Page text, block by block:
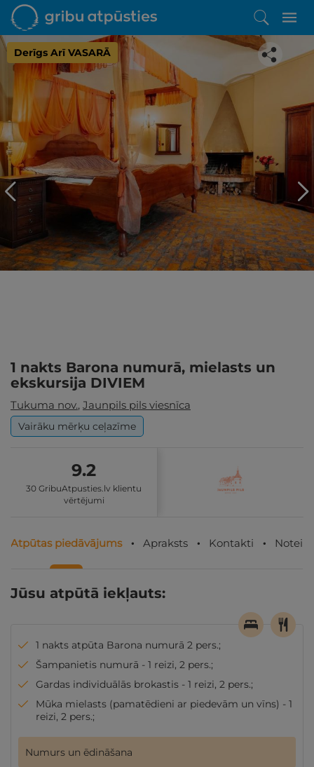
Derīgs Arī VASARĀ
Iepatikās šis piedāvājums?
Līdz brīnišķīgai atpūtai atlikuši tikai daži soļi
PĒRKU
1 nakts Barona numurā, mielasts un
ekskursija DIVIEM
Tukuma nov., Jaunpils pils viesnīca
Vairāku mērķu ceļazīme
9.2
30 GribuAtpusties.lv klientu
vērtējumi
Atpūtas piedāvājums Apraksts Kontakti
Jūsu atpūtā iekļauts:
1 nakts atpūta Barona numurā 2 pers.;
Šampanietis numurā - 1 reizi, 2 pers.;
Gardas individuālās brokastis - 1 reizi, 2 pers.;
Mūka mielasts (pamatēdieni ar piedevām un vīns) - 1
reizi, 2 pers.;
Numurs un ēdināšana